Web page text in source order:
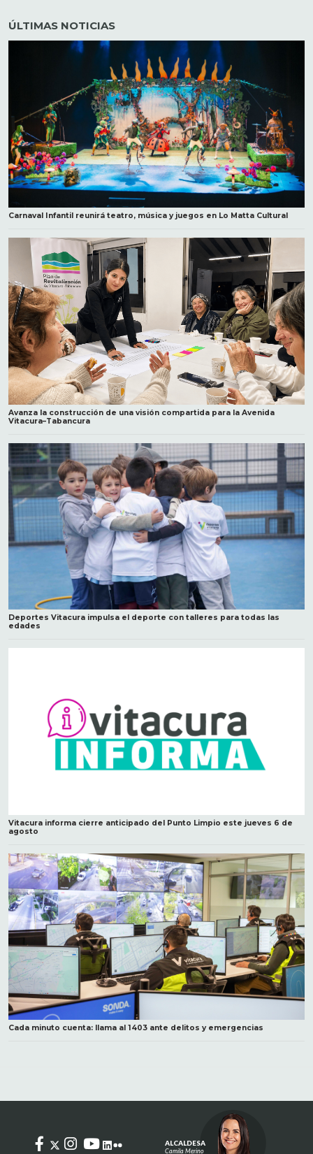
ÚLTIMAS NOTICIAS
Carnaval Infantil reunirá teatro, música y juegos en Lo Matta Cultural
Avanza la construcción de una visión compartida para la Avenida
Vitacura–Tabancura
Deportes Vitacura impulsa el deporte con talleres para todas las
edades
Vitacura informa cierre anticipado del Punto Limpio este jueves 6 de
agosto
Cada minuto cuenta: llama al 1403 ante delitos y emergencias
ALCALDESA
Camila Merino